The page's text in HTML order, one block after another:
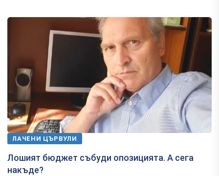
ЛАЧЕНИ ЦЪРВУЛИ
Лошият бюджет събуди опозицията. А сега
накъде?